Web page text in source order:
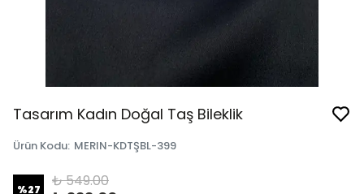
Tasarım Kadın Doğal Taş Bileklik
Ürün Kodu: MERIN-KDTŞBL-399
%27 ₺ 549.00